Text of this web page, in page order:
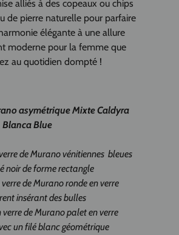
alliés à des copeaux ou chips
de pierre naturelle pour parfaire
élégante à une allure
moderne pour la femme que
au quotidien dompté !
asymétriqueMixte Caldyra
Blanca Blue
de Murano vénitiennes bleues
noir de forme rectangle
de Murano ronde en verre
insérant des bulles
verre de Murano palet en verre
un filé blanc géométrique